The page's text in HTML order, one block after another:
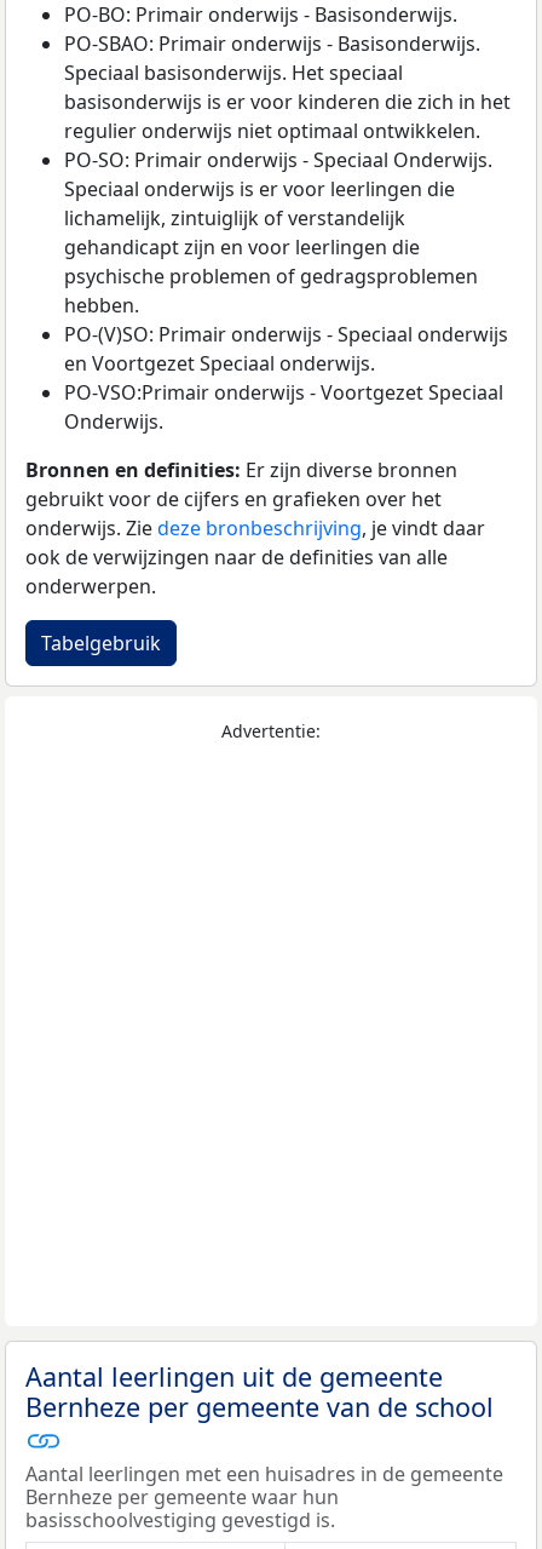
PO-BO: Primair onderwijs - Basisonderwijs.
PO-SBAO: Primair onderwijs - Basisonderwijs.
Speciaal basisonderwijs. Het speciaal
basisonderwijs is er voor kinderen die zich in het
regulier onderwijs niet optimaal ontwikkelen.
PO-SO: Primair onderwijs - Speciaal Onderwijs.
Speciaal onderwijs is er voor leerlingen die
lichamelijk, zintuiglijk of verstandelijk
gehandicapt zijn en voor leerlingen die
psychische problemen of gedragsproblemen
hebben.
PO-(V)SO: Primair onderwijs - Speciaal onderwijs
en Voortgezet Speciaal onderwijs.
PO-VSO:Primair onderwijs - Voortgezet Speciaal
Onderwijs.
Bronnen en definities: Er zijn diverse bronnen
gebruikt voor de cijfers en grafieken over het
onderwijs. Ziedeze bronbeschrijving, je vindt daar
ook de verwijzingen naar de definities van alle
onderwerpen.
Tabelgebruik
Advertentie:
Aantal leerlingen uit de gemeente
Bernheze per gemeente van de school
Aantal leerlingen met een huisadres in de gemeente
Bernheze per gemeente waar hun
basisschoolvestiging gevestigd is.